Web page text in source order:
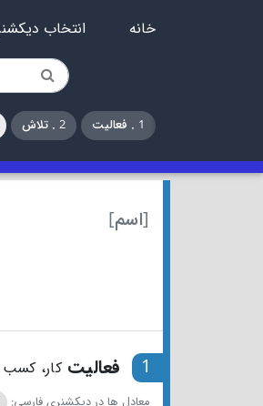
خانه انتخاب
1 . فعالیت 2 . تلاش
[اسم]
1 فعالیتکار، کسب
معادل ها در دیکشنری فارسی: